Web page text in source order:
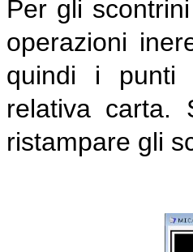
Per gli
operazioni
quindi i punti
relativa carta.
ristampare gli